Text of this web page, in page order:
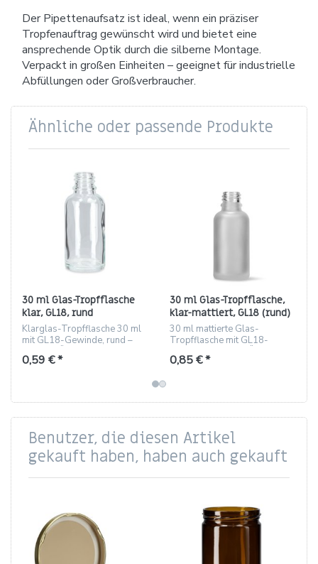
Der Pipettenaufsatz ist ideal, wenn ein präziser
Tropfenauftrag gewünscht wird und bietet eine
ansprechende Optik durch die silberne Montage.
Verpackt in großen Einheiten – geeignet für industrielle
Abfüllungen oder Großverbraucher.
Ähnliche oder passende Produkte
30 ml Glas-Tropfflasche
klar, GL18, rund
Klarglas-Tropfflasche 30 ml
mit GL18-Gewinde, rund –
Laborproben.
0,59 € *
30 ml Glas-Tropfflasche,
klar-mattiert, GL18 (rund)
30 ml mattierte Glas-
Tropfflasche mit GL18-
Tinkturen und Laborproben.
0,85 € *
Benutzer, die diesen Artikel
gekauft haben, haben auch gekauft